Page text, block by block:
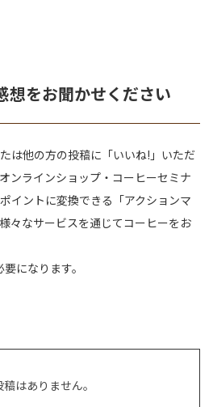
想をお聞かせください
は他の方の投稿に「いいね!」いただ
ンラインショップ・コーヒーセミナ
イントに変換できる「アクションマ
々なサービスを通じてコーヒーをお
要になります。
稿はありません。